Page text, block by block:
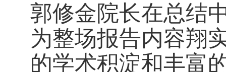
郭修金院长在总结
为整场报告内容翔
的学术积淀和丰富